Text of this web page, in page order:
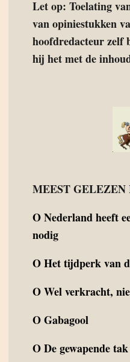
Let op: Toelating
van opiniestukken
hoofdredacteur zelf
hij het met de
MEEST
ONederland heeft
nodig
OHet tijdperk van
OWel verkracht,
OGabagool
ODe gewapende